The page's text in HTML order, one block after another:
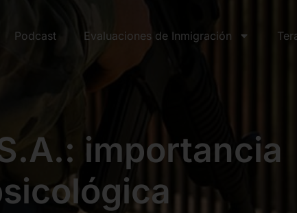
Podcast Evaluaciones de Inmigración
importancia